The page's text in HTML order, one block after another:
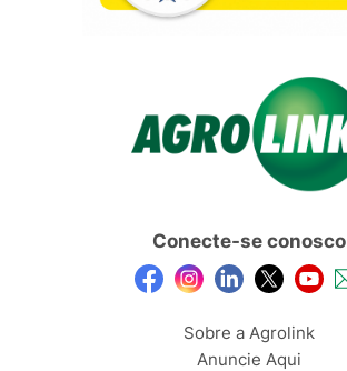
Conecte-se conosco
Sobre a Agrolink
Anuncie Aqui